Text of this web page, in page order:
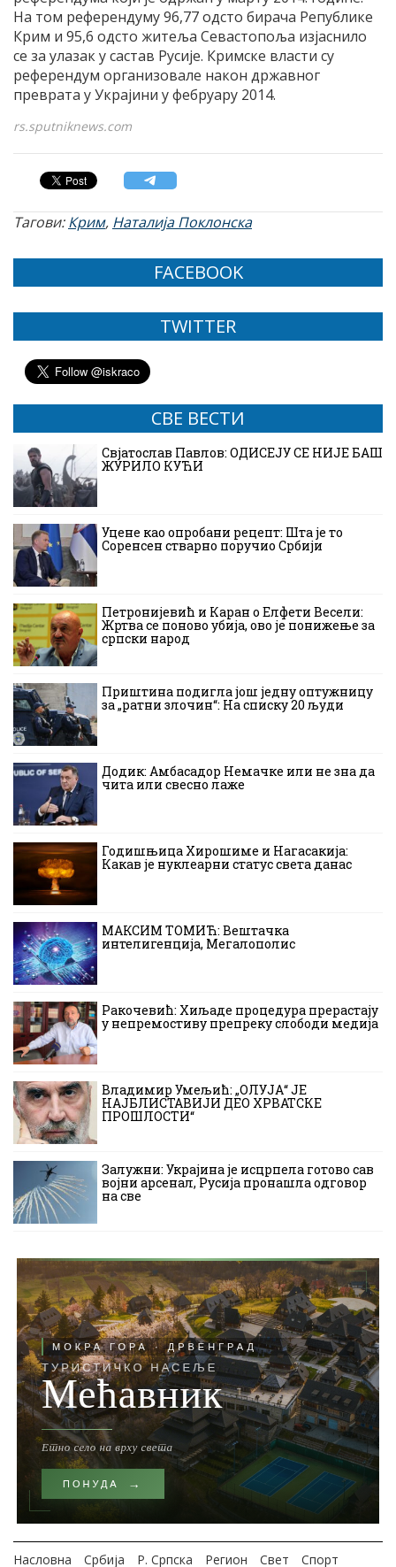
На том референдуму 96,77 одсто бирача Републике
Крим и 95,6 одсто житеља Севастопоља изјаснило
се за улазак у састав Русије. Кримске власти су
референдум организовале након државног
преврата у Украјини у фебруару 2014.
rs.sputniknews.com
Тагови:Крим, Наталија Поклонска
FACEBOOK
TWITTER
СВЕ ВЕСТИ
Свјатослав Павлов: ОДИСЕЈУ СЕ НИЈЕ БАШ
ЖУРИЛО КУЋИ
Уцене као опробани рецепт: Шта је то
Соренсен стварно поручио Србији
Петронијевић и Каран о Елфети Весели:
Жртва се поново убија, ово је понижење за
српски народ
Приштина подигла још једну оптужницу
за „ратни злочин“: На списку 20 људи
Додик: Амбасадор Немачке или не зна да
чита или свесно лаже
Годишњица Хирошиме и Нагасакија:
Какав је нуклеарни статус света данас
МАКСИМ ТОМИЋ: Вештачка
интелигенција, Мегалополис
Ракочевић: Хиљаде процедура прерастају
у непремостиву препреку слободи медија
Владимир Умељић: „ОЛУЈА“ ЈЕ
НАЈБЛИСТАВИЈИ ДЕО ХРВАТСКЕ
ПРОШЛОСТИ“
Залужни: Украјина је исцрпела готово сав
војни арсенал, Русија пронашла одговор
на све
Насловна Србија Р. Српска Регион Свет Спорт